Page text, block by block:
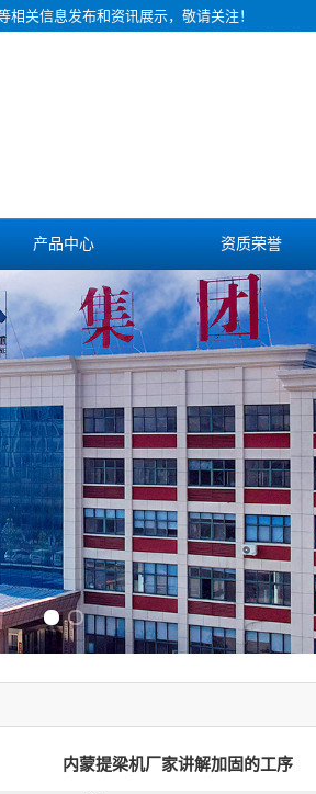
相关信息发布和资讯展示，敬请关注！
产品中心 资质荣誉
内蒙提梁机厂家讲解加固的工序